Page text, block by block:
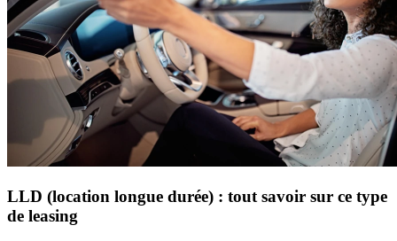
LLD (location longue durée) : tout savoir sur ce type
de leasing